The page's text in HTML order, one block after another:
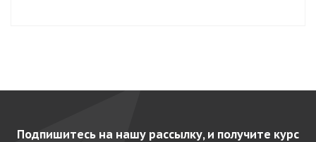
Подпишитесь на нашу рассылку, и получите курс